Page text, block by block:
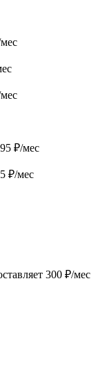
₽/мес
₽/мес
300 ₽/мес